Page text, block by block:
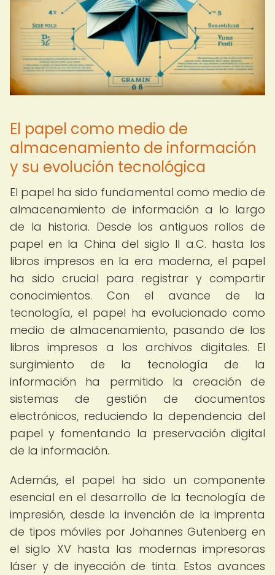
El papel como medio de
almacenamiento de información
y su evolución tecnológica
El papel ha sido fundamental como medio de
almacenamiento de información a lo largo
de la historia. Desde los antiguos rollos de
papel en la China del siglo II a.C. hasta los
libros impresos en la era moderna, el papel
ha sido crucial para registrar y compartir
conocimientos. Con el avance de la
tecnología, el papel ha evolucionado como
medio de almacenamiento, pasando de los
libros impresos a los archivos digitales. El
surgimiento de la tecnología de la
información ha permitido la creación de
sistemas de gestión de documentos
electrónicos, reduciendo la dependencia del
papel y fomentando la preservación digital
de la información.
Además, el papel ha sido un componente
esencial en el desarrollo de la tecnología de
impresión, desde la invención de la imprenta
de tipos móviles por Johannes Gutenberg en
el siglo XV hasta las modernas impresoras
láser y de inyección de tinta. Estos avances